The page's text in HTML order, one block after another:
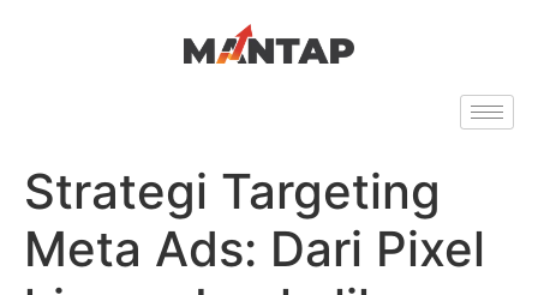
Strategi Targeting
Meta Ads: Dari Pixel